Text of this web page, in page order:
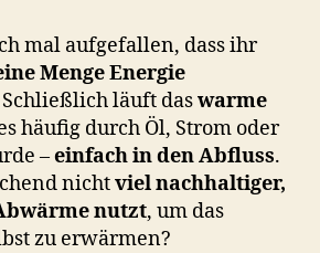
Sparen
beim
Duschen
mal aufgefallen, dass ihr
Menge Energie
Schließlich läuft daswarme
häufig durch Öl, Strom oder
–einfach in den Abfluss.
nichtviel nachhaltiger,
nutzt, um das
zu erwärmen?